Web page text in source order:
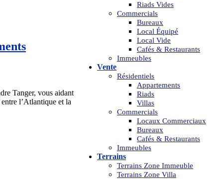
Riads Vides
Commercials
Bureaux
Local Équipé
Local Vide
Cafés & Restaurants
Immeubles
Vente
Résidentiels
Appartements
Riads
Villas
Commercials
Locaux Commerciaux
Bureaux
Cafés & Restaurants
Immeubles
Terrains
Terrains Zone Immeuble
Terrains Zone Villa
Tanger, vous aidant
l’Atlantique et la